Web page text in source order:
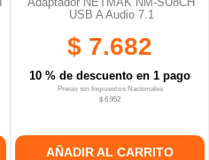
USB A Audio 7.1
$ 7.682
10 % de descuento en 1 pago
Precio sin Impuestos Nacionales
$ 6.952
AÑADIR AL CARRITO